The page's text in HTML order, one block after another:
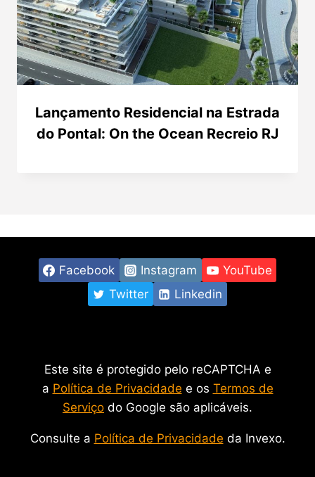
Lançamento Residencial na Estrada
do Pontal: On the Ocean Recreio RJ
Facebook Instagram
YouTube
Twitter
Linkedin
Este site é protegido pelo reCAPTCHA e
a Política de Privacidade e os Termos de
Serviço do Google são aplicáveis.
Consulte a Política de Privacidade da Invexo.